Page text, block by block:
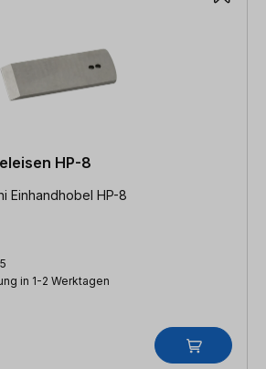
HP-8
Einhandhobel HP-8
in 1-2 Werktagen